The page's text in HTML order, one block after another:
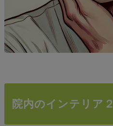
院内のインテリア２